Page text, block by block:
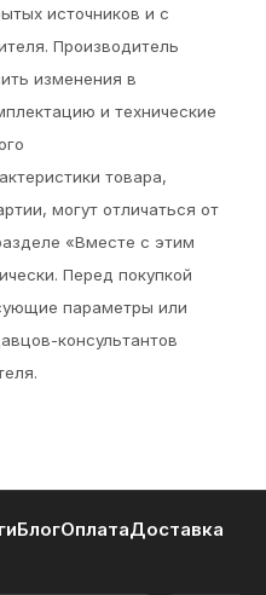
источников и с
Производитель
изменения в
и технические
товара,
могут отличаться от
«Вместе с этим
Перед покупкой
параметры или
консультантов
БлогОплатаДоставка